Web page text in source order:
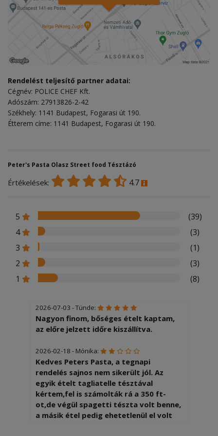
Rendelést teljesítő partner adatai:
Cégnév: POLICE CHEF Kft.
Adószám: 27913826-2-42
Székhely: 1141 Budapest, Fogarasi út 190.
Étterem címe: 1141 Budapest, Fogarasi út 190.
Peter's Pasta Olasz Street food Tésztázó
Értékelések: 4.7
5
(39)
4
(3)
3
(1)
2
(3)
1
(8)
2026-07-03 - Tünde:
Nagyon finom, bőséges ételt kaptam,
az előre jelzett időre kiszállítva.
2026-02-18 - Mónika:
Kedves Peters Pasta, a tegnapi
rendelés sajnos nem sikerült jól. Az
egyik ételt tagliatelle tésztával
kértem,fel is számolták rá a 350 ft-
ot,de végül spagetti tészta volt benne,
a másik étel pedig ehetetlenül el volt